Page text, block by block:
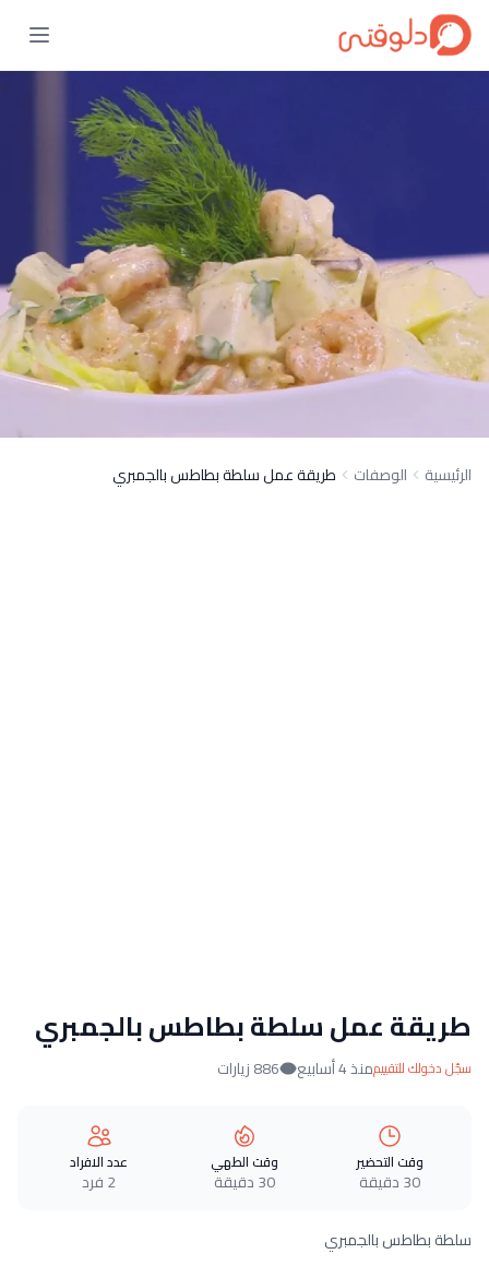
الرئيسية الوصفات طريقة عمل سلطة بطاطس بالجمبري
طريقة عمل سلطة بطاطس بالجمبري
سجّل دخولك للتقييممنذ 4 أسابيع 886 زيارات
وقت التحضير
30 دقيقة
وقت الطهي
30 دقيقة
عدد الافراد
2 فرد
سلطة بطاطس بالجمبري